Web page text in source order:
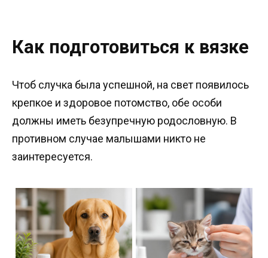
Как подготовиться к вязке
Чтоб случка была успешной, на свет появилось
крепкое и здоровое потомство, обе особи
должны иметь безупречную родословную. В
противном случае малышами никто не
заинтересуется.